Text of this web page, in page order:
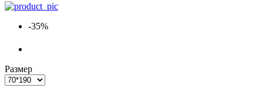
-35%
Размер